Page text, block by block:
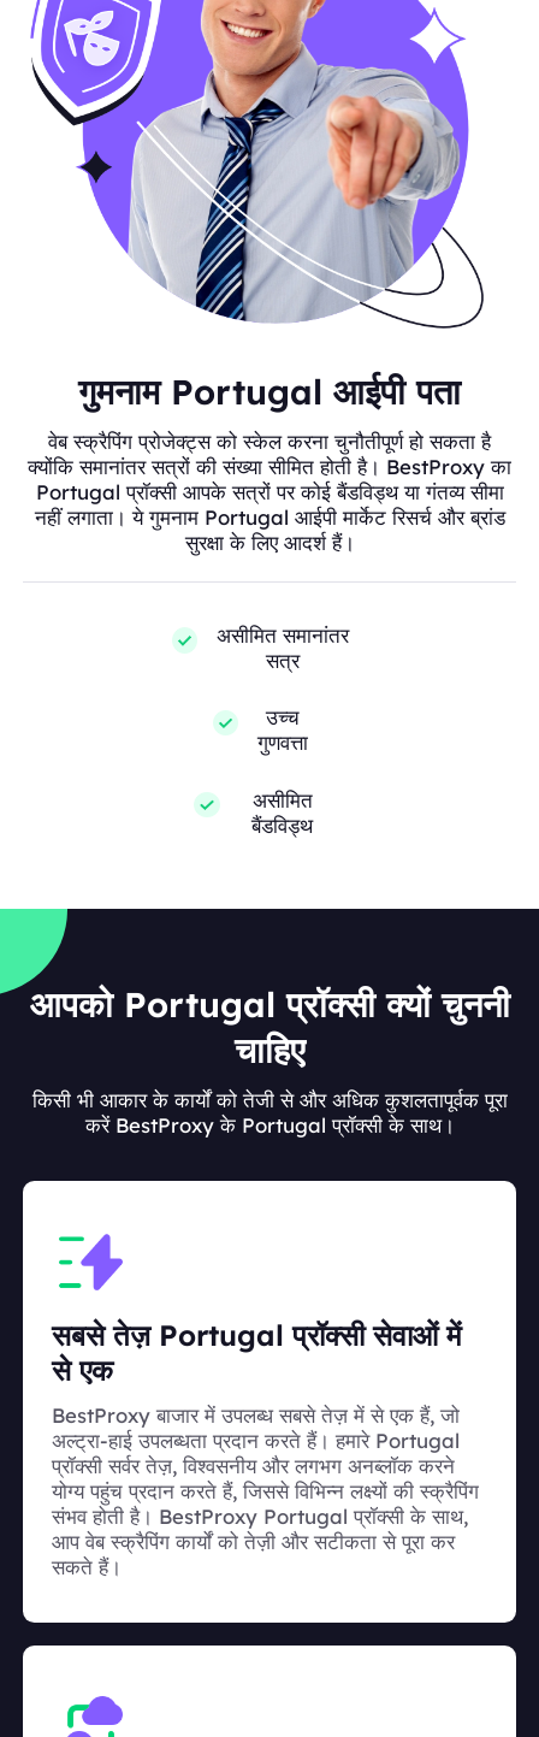
गुमनाम Portugal आईपी पता
वेब स्क्रैपिंग प्रोजेक्ट्स को स्केल करना चुनौतीपूर्ण हो सकता है
क्योंकि समानांतर सत्रों की संख्या सीमित होती है। BestProxy का
Portugal प्रॉक्सी आपके सत्रों पर कोई बैंडविड्थ या गंतव्य सीमा
नहीं लगाता। ये गुमनाम Portugal आईपी मार्केट रिसर्च और ब्रांड
सुरक्षा के लिए आदर्श हैं।
असीमित समानांतर
सत्र
उच्च
गुणवत्ता
असीमित
बैंडविड्थ
आपको Portugal प्रॉक्सी क्यों चुननी
चाहिए
किसी भी आकार के कार्यों को तेजी से और अधिक कुशलतापूर्वक पूरा
करें BestProxy के Portugal प्रॉक्सी के साथ।
सबसे तेज़ Portugal प्रॉक्सी सेवाओं में
से एक
BestProxy बाजार में उपलब्ध सबसे तेज़ में से एक हैं, जो
अल्ट्रा-हाई उपलब्धता प्रदान करते हैं। हमारे Portugal
प्रॉक्सी सर्वर तेज़, विश्वसनीय और लगभग अनब्लॉक करने
योग्य पहुंच प्रदान करते हैं, जिससे विभिन्न लक्ष्यों की स्क्रैपिंग
संभव होती है। BestProxy Portugal प्रॉक्सी के साथ,
आप वेब स्क्रैपिंग कार्यों को तेज़ी और सटीकता से पूरा कर
सकते हैं।